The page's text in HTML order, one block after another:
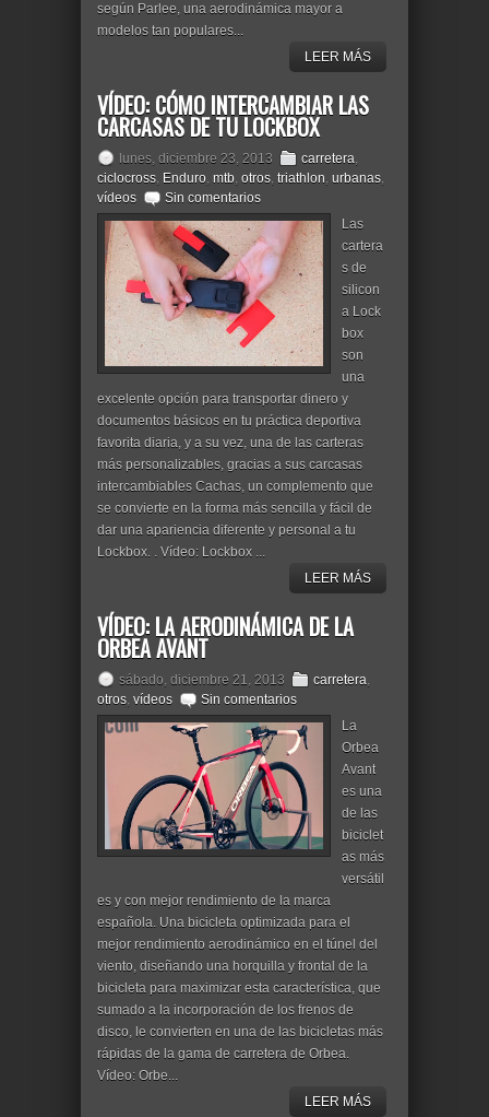
según Parlee, una aerodinámica mayor a
modelos tan populares...
LEER MÁS
VÍDEO: CÓMO INTERCAMBIAR LAS
CARCASAS DE TU LOCKBOX
lunes, diciembre 23, 2013 carretera,
ciclocross, Enduro, mtb, otros, triathlon, urbanas,
vídeos
Sin comentarios
Las
cartera
s de
silicon
a Lock
box
son
una
excelente opción para transportar dinero y
documentos básicos en tu práctica deportiva
favorita diaria, y a su vez, una de las carteras
más personalizables, gracias a sus carcasas
intercambiables Cachas, un complemento que
se convierte en la forma más sencilla y fácil de
dar una apariencia diferente y personal a tu
Lockbox. . Vídeo: Lockbox ...
LEER MÁS
VÍDEO: LA AERODINÁMICA DE LA
ORBEA AVANT
sábado, diciembre 21, 2013 carretera,
otros, vídeos
Sin comentarios
La
Orbea
Avant
es una
de las
biciclet
as más
versátil
es y con mejor rendimiento de la marca
española. Una bicicleta optimizada para el
mejor rendimiento aerodinámico en el túnel del
viento, diseñando una horquilla y frontal de la
bicicleta para maximizar esta característica, que
sumado a la incorporación de los frenos de
disco, le convierten en una de las bicicletas más
rápidas de la gama de carretera de Orbea.
Vídeo: Orbe...
LEER MÁS